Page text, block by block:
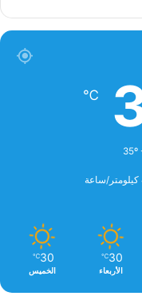
℃
30
℃
الأربعاء
30
℃
الخميس